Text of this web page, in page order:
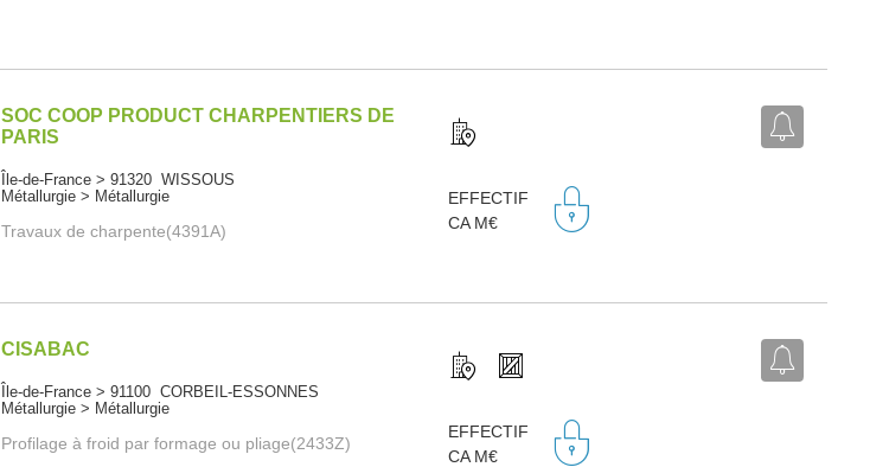
SOC COOP PRODUCT CHARPENTIERS DE
PARIS
Île-de-France > 91320 WISSOUS
Métallurgie > Métallurgie
Travaux de charpente(4391A)
EFFECTIF
CA M€
CISABAC
Île-de-France > 91100 CORBEIL-ESSONNES
Métallurgie > Métallurgie
Profilage à froid par formage ou pliage(2433Z)
EFFECTIF
CA M€